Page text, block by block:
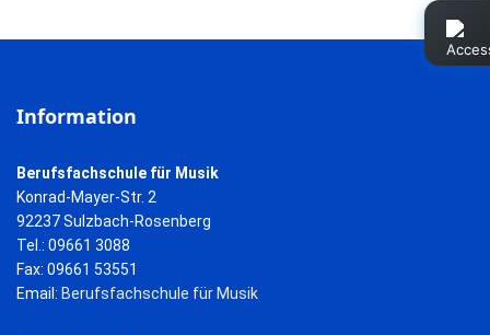
Information
Berufsfachschule für Musik
Konrad-Mayer-Str. 2
92237 Sulzbach-Rosenberg
Tel.: 09661 3088
Fax: 09661 53551
Email: Berufsfachschule für Musik